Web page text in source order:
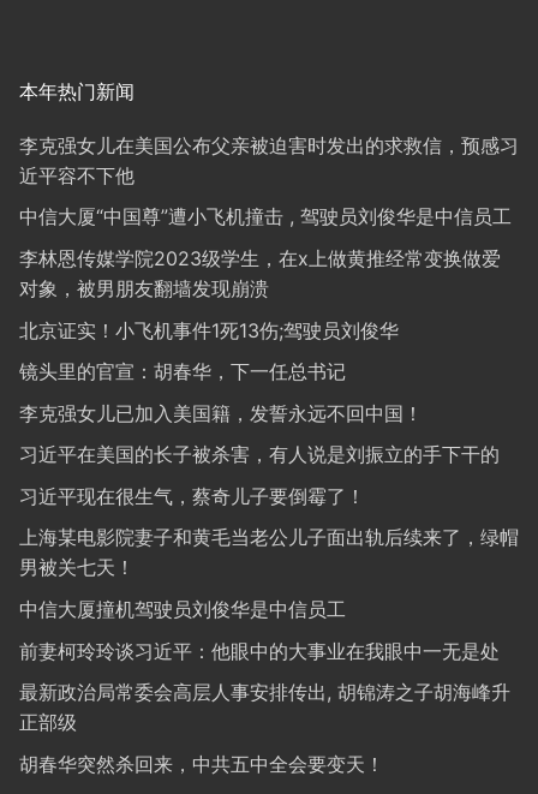
本年热门新闻
李克强女儿在美国公布父亲被迫害时发出的求救信，预感习
近平容不下他
中信大厦“中国尊”遭小飞机撞击 , 驾驶员刘俊华是中信员工
李林恩传媒学院2023级学生，在x上做黄推经常变换做爱
对象，被男朋友翻墙发现崩溃
北京证实！小飞机事件1死13伤;驾驶员刘俊华
镜头里的官宣：胡春华，下一任总书记
李克强女儿已加入美国籍，发誓永远不回中国！
习近平在美国的长子被杀害，有人说是刘振立的手下干的
习近平现在很生气，蔡奇儿子要倒霉了！
上海某电影院妻子和黄毛当老公儿子面出轨后续来了，绿帽
男被关七天！
中信大厦撞机驾驶员刘俊华是中信员工
前妻柯玲玲谈习近平：他眼中的大事业在我眼中一无是处
最新政治局常委会高层人事安排传出, 胡锦涛之子胡海峰升
正部级
胡春华突然杀回来，中共五中全会要变天！